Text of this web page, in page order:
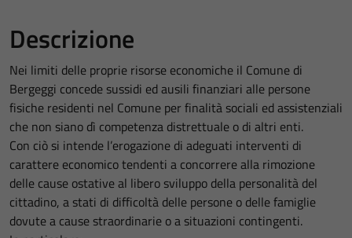
Descrizione
Nei limiti delle proprie risorse economiche il Comune di
Bergeggi concede sussidi ed ausili finanziari alle persone
fisiche residenti nel Comune per finalità sociali ed assistenziali
che non siano dì competenza distrettuale o di altri enti.
Con ciò si intende l’erogazione di adeguati interventi di
carattere economico tendenti a concorrere alla rimozione
delle cause ostative al libero sviluppo della personalità del
cittadino, a stati di difficoltà delle persone o delle famiglie
dovute a cause straordinarie o a situazioni contingenti.